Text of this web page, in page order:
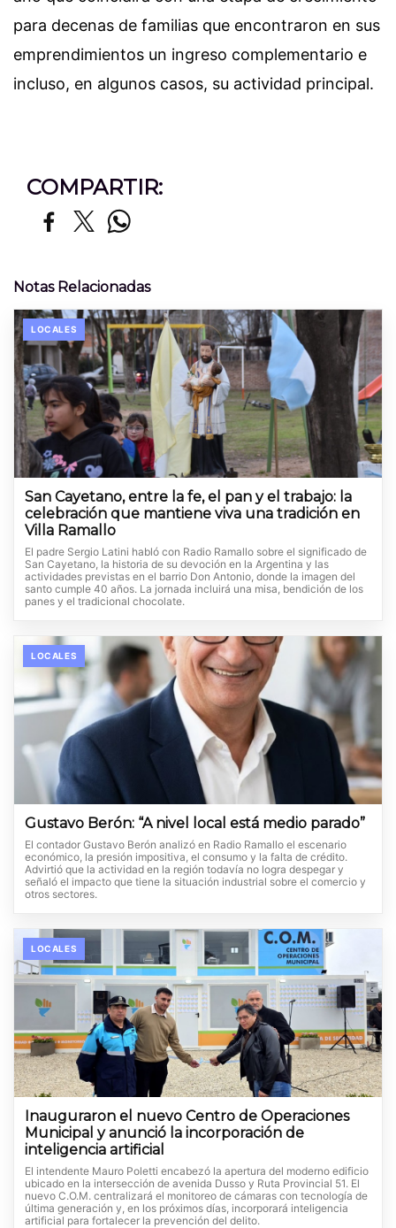
para decenas de familias que encontraron en sus
emprendimientos un ingreso complementario e
incluso, en algunos casos, su actividad principal.
COMPARTIR:
Notas Relacionadas
LOCALES
San Cayetano, entre la fe, el pan y el trabajo: la
celebración que mantiene viva una tradición en
Villa Ramallo
El padre Sergio Latini habló con Radio Ramallo sobre el significado de
San Cayetano, la historia de su devoción en la Argentina y las
actividades previstas en el barrio Don Antonio, donde la imagen del
santo cumple 40 años. La jornada incluirá una misa, bendición de los
panes y el tradicional chocolate.
LOCALES
Gustavo Berón: “A nivel local está medio parado”
El contador Gustavo Berón analizó en Radio Ramallo el escenario
económico, la presión impositiva, el consumo y la falta de crédito.
Advirtió que la actividad en la región todavía no logra despegar y
señaló el impacto que tiene la situación industrial sobre el comercio y
otros sectores.
LOCALES
Inauguraron el nuevo Centro de Operaciones
Municipal y anunció la incorporación de
inteligencia artificial
El intendente Mauro Poletti encabezó la apertura del moderno edificio
ubicado en la intersección de avenida Dusso y Ruta Provincial 51. El
nuevo C.O.M. centralizará el monitoreo de cámaras con tecnología de
última generación y, en los próximos días, incorporará inteligencia
artificial para fortalecer la prevención del delito.